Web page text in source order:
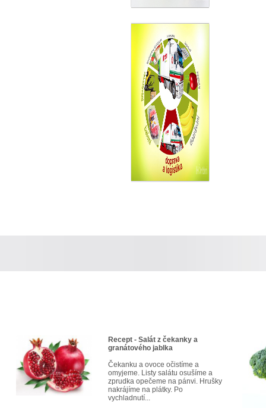
Recept - Salát z čekanky a
granátového jablka
Čekanku a ovoce očistíme a
omyjeme. Listy salátu osušíme a
zprudka opečeme na pánvi. Hrušky
nakrájíme na plátky. Po
vychladnutí...